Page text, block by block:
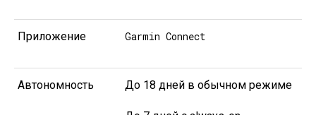
Приложение Garmin Connect
Автономность До 18 дней в обычном режиме